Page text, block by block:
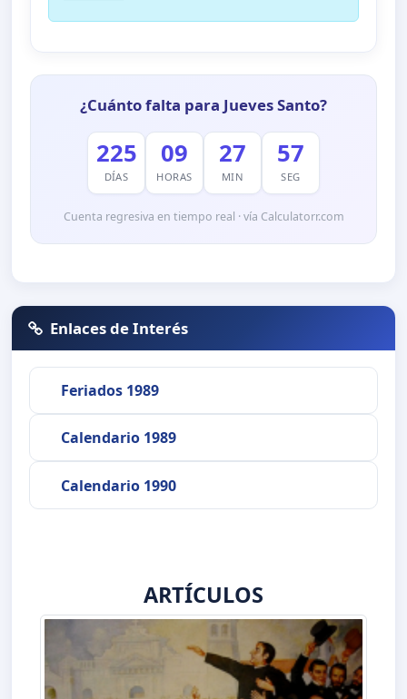
¿Cuánto falta para Jueves Santo?
225
DÍAS
09
HORAS
27
MIN
57
SEG
Cuenta regresiva en tiempo real · vía Calculatorr.com
Enlaces de Interés
Feriados 1989
Calendario 1989
Calendario 1990
ARTÍCULOS